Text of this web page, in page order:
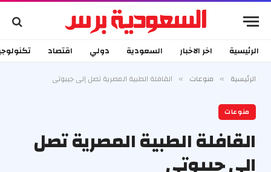
الرئيسية اخر الاخبار السعودية دولي اقتصاد
الرئيسية » منوعات » القافلة الطبية المصرية تصل إلى جيبوتي
منوعات
القافلة الطبية المصرية تصل